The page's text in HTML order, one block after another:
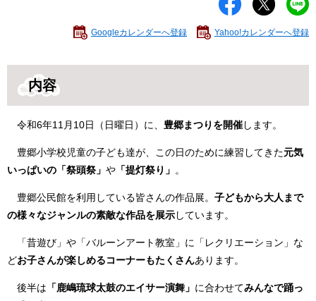
Googleカレンダーへ登録 Yahoo!カレンダーへ登録
内容
令和6年11月10日（日曜日）に、 豊郷まつりを開催します。
豊郷小学校児童の子ども達が、この日のために練習してきた元気
いっぱいの「祭頭祭」 や 「提灯祭り」 。
豊郷公民館を利用している皆さんの作品展。 子どもから大人まで
の様々なジャンルの素敵な作品を展示しています。
「昔遊び」や「バルーンアート教室」に「レクリエーション」な
どお子さんが楽しめるコーナーもたくさんあります。
後半は 「鹿嶋琉球太鼓のエイサー演舞」 に合わせてみんなで踊っ